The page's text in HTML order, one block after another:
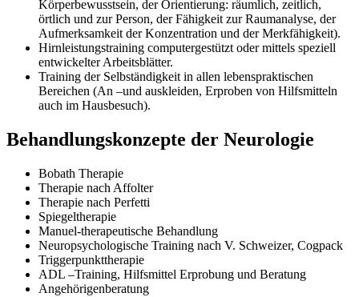
Körperbewusstsein, der Orientierung: räumlich, zeitlich,
örtlich und zur Person, der Fähigkeit zur Raumanalyse, der
Aufmerksamkeit der Konzentration und der Merkfähigkeit).
Hirnleistungstraining computergestützt oder mittels speziell
entwickelter Arbeitsblätter.
Training der Selbständigkeit in allen lebenspraktischen
Bereichen (An –und auskleiden, Erproben von Hilfsmitteln
auch im Hausbesuch).
Behandlungskonzepte der Neurologie
Bobath Therapie
Therapie nach Affolter
Therapie nach Perfetti
Spiegeltherapie
Manuel-therapeutische Behandlung
Neuropsychologische Training nach V. Schweizer, Cogpack
Triggerpunkttherapie
ADL –Training, Hilfsmittel Erprobung und Beratung
Angehörigenberatung